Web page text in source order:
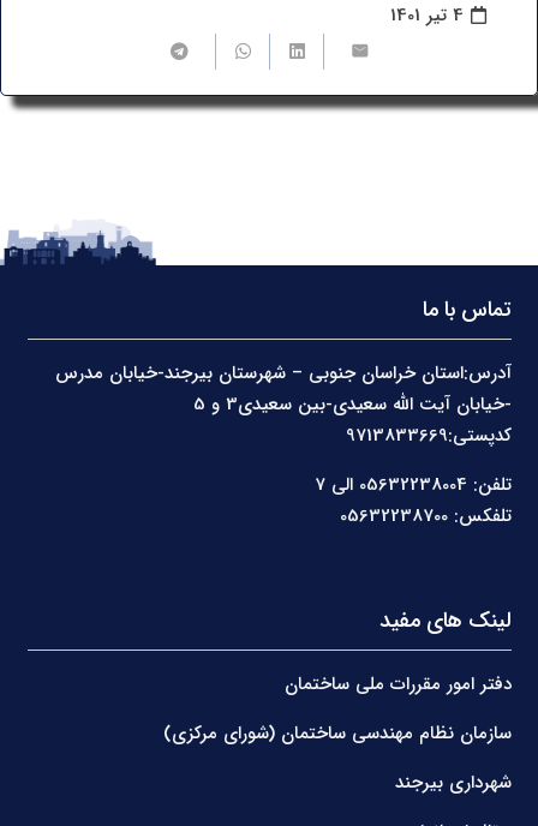
4 تیر 1401
تماس با ما
آدرس:استان خراسان جنوبی – شهرستان بیرجند-خیابان مدرس
کدپستی:9713833669
تلفن: 05632238004 الی 7
تلفکس: 05632238700
لینک های مفید
دفتر امور مقررات ملی ساختمان
سازمان نظام مهندسی ساختمان (شورای مرکزی)
شهرداری بیرجند